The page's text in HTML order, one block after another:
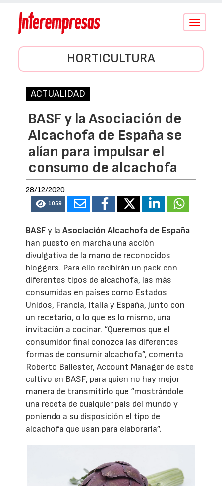
Conmutar
HORTICULTURA
ACTUALIDAD
BASF y la Asociación de
Alcachofa de España se
alían para impulsar el
consumo de alcachofa
28/12/2020
1059
BASFy laAsociación Alcachofa de España
han puesto en marcha una acción
divulgativa de la mano de reconocidos
bloggers. Para ello recibirán un pack con
diferentes tipos de alcachofa, las más
consumidas en países como Estados
Unidos, Francia, Italia y España, junto con
un recetario, o lo que es lo mismo, una
invitación a cocinar. “Queremos que el
consumidor final conozca las diferentes
formas de consumir alcachofa”, comenta
Roberto Ballester, Account Manager de este
cultivo en BASF, para quien no hay mejor
manera de transmitirlo que “mostrándole
una receta de cualquier país del mundo y
poniendo a su disposición el tipo de
alcachofa que usan para elaborarla”.